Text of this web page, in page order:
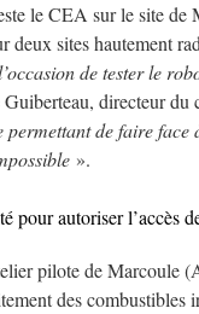
le CEA sur le site
deux sites hautement
de tester le
directeur
de faire
».
autoriser l’accès
pilote de Marcoule
des combustibles